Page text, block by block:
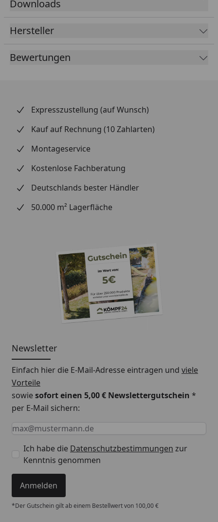
Oberfläche:
Dekor:
Erscheinungsbild:
Farbbereich:
Verlegung:
Verlegung:
Montage mit Befestigungsklipp /
Schrauben oder Nageln / Kleben
mit silikonfreien Montagekleber
Profilart:
Downloads
Hersteller
Bewertungen
Expresszustellung (auf Wunsch)
Kauf auf Rechnung (10 Zahlarten)
Montageservice
Kostenlose Fachberatung
Deutschlands bester Händler
50.000 m² Lagerfläche
Newsletter
Einfach hier die E-Mail-Adresse eintragen und viele
Vorteile
sowiesofort einen 5,00 € Newslettergutschein *
per E-Mail sichern:
Keine Eingabe erforderlich
Eingabe erforderlich
E-Mail *
Ich habe die Datenschutzbestimmungen zur
Kenntnis genommen
Anmelden
*Der Gutschein gilt ab einem Bestellwert von 100,00 €